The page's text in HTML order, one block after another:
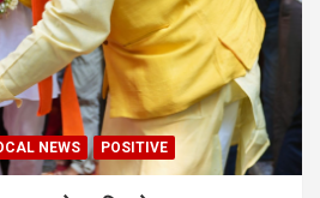
NEWS POSITIVE